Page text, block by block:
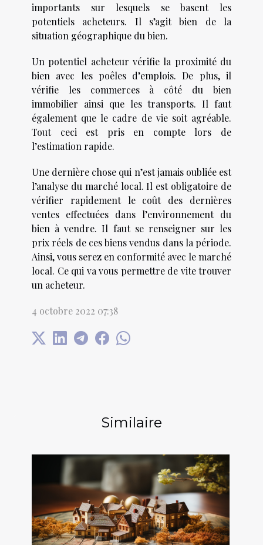
importants sur lesquels se basent les
potentiels acheteurs. Il s’agit bien de la
situation géographique du bien.
Un potentiel acheteur vérifie la proximité du
bien avec les poêles d’emplois. De plus, il
vérifie les commerces à côté du bien
immobilier ainsi que les transports. Il faut
également que le cadre de vie soit agréable.
Tout ceci est pris en compte lors de
l’estimation rapide.
Une dernière chose qui n’est jamais oubliée est
l’analyse du marché local. Il est obligatoire de
vérifier rapidement le coût des dernières
ventes effectuées dans l’environnement du
bien à vendre. Il faut se renseigner sur les
prix réels de ces biens vendus dans la période.
Ainsi, vous serez en conformité avec le marché
local. Ce qui va vous permettre de vite trouver
un acheteur.
4 octobre 2022 07:38
Similaire